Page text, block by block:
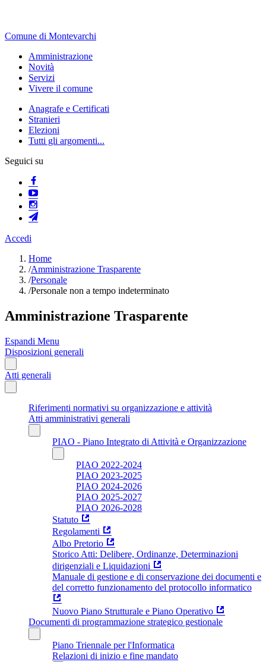
Comune di Montevarchi
Amministrazione
Novità
Servizi
Vivere il comune
Anagrafe e Certificati
Stranieri
Elezioni
Tutti gli argomenti...
Seguici su
Accedi
Home
/Amministrazione Trasparente
/Personale
/Personale non a tempo indeterminato
Amministrazione Trasparente
Espandi Menu
Disposizioni generali
Atti generali
Riferimenti normativi su organizzazione e attività
Atti amministrativi generali
PIAO - Piano Integrato di Attività e Organizzazione
PIAO 2022-2024
PIAO 2023-2025
PIAO 2024-2026
PIAO 2025-2027
PIAO 2026-2028
Statuto
Regolamenti
Albo Pretorio
Storico Atti: Delibere, Ordinanze, Determinazioni
dirigenziali e Liquidazioni
Manuale di gestione e di conservazione dei documenti e
del corretto funzionamento del protocollo informatico
Nuovo Piano Strutturale e Piano Operativo
Documenti di programmazione strategico gestionale
Piano Triennale per l'Informatica
Relazioni di inizio e fine mandato